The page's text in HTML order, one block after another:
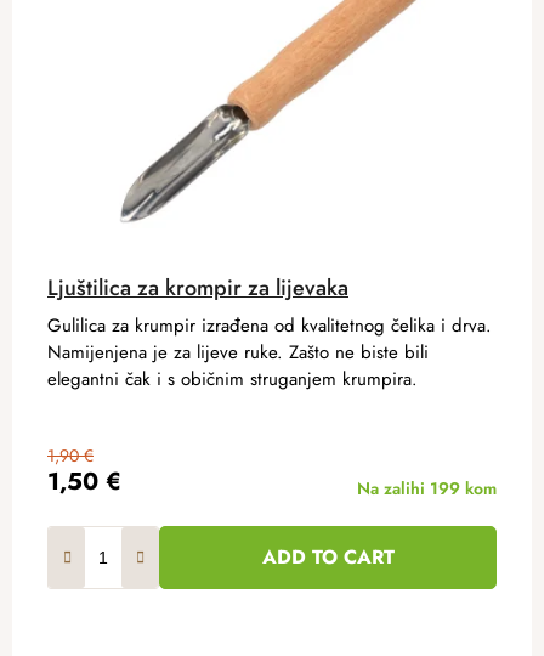
Ljuštilica za krompir za lijevaka
1,50 €
1,90 €
Na zalihi 199 kom
ADD TO CART
Gulilica za krumpir izrađena od kvalitetnog čelika i drva.
Namijenjena je za lijeve ruke. Zašto ne biste bili
elegantni čak i s običnim struganjem krumpira.